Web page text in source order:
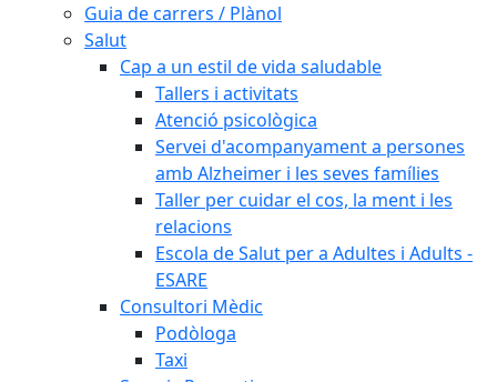
Guia de carrers / Plànol
Salut
Cap a un estil de vida saludable
Tallers i activitats
Atenció psicològica
Servei d'acompanyament a persones
amb Alzheimer i les seves famílies
Taller per cuidar el cos, la ment i les
relacions
Escola de Salut per a Adultes i Adults -
ESARE
Consultori Mèdic
Podòloga
Taxi